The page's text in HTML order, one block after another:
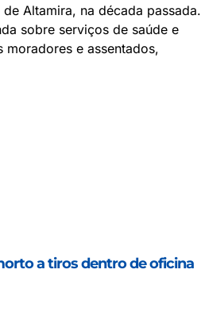
Altamira, na década passada.
sobre serviços de saúde e
e assentados,
a tiros dentro de oficina